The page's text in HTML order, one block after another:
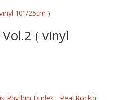
( vinyl